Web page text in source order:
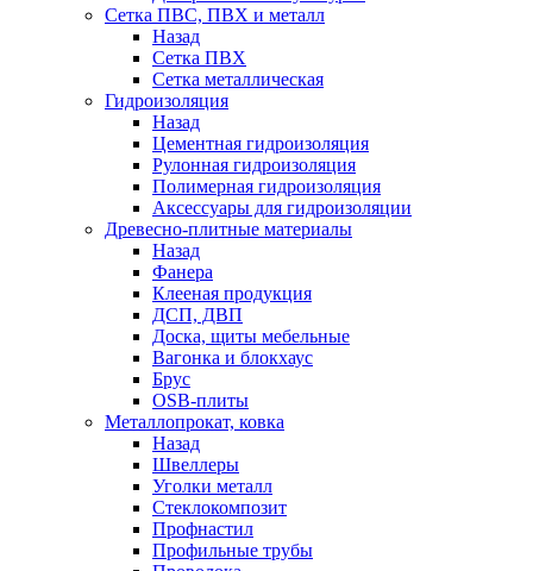
Сетка ПВС, ПВХ и металл
Назад
Сетка ПВХ
Сетка металлическая
Гидроизоляция
Назад
Цементная гидроизоляция
Рулонная гидроизоляция
Полимерная гидроизоляция
Аксессуары для гидроизоляции
Древесно-плитные материалы
Назад
Фанера
Клееная продукция
ДСП, ДВП
Доска, щиты мебельные
Вагонка и блокхаус
Брус
OSB-плиты
Металлопрокат, ковка
Назад
Швеллеры
Уголки металл
Стеклокомпозит
Профнастил
Профильные трубы